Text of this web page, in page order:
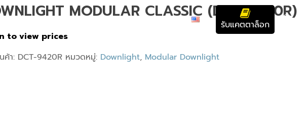
สินค้า โปรเจค บทความ ติดต่อเรา รับแคตตาล็อก
MODULAR CLASSIC (DCT-9420R)
to view prices
ค้า: DCT-9420R หมวดหมู่: Downlight, Modular Downlight